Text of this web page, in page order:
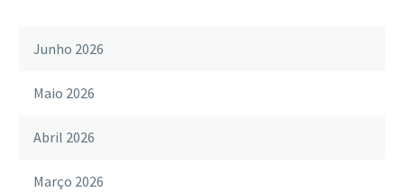
Junho 2026
Maio 2026
Abril 2026
Março 2026